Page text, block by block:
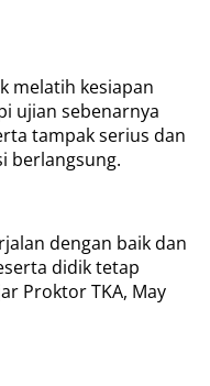
melatih kesiapan
ujian sebenarnya
tampak serius dan
berlangsung.
dengan baik dan
didik tetap
Proktor TKA, May